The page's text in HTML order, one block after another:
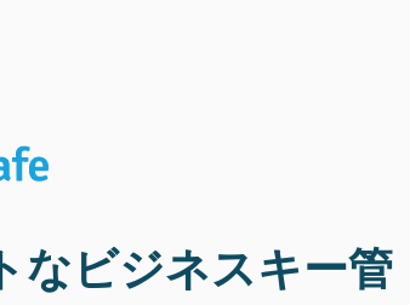
なビジネスキー管